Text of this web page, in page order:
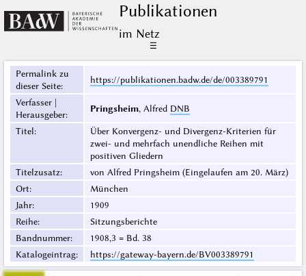
Publikationen
im Netz
☰
Permalink zu
dieser Seite:
https://publikationen.badw.de/de/003389791
Verfasser |
Herausgeber:
Pringsheim, Alfred DNB
Titel:
Über Konvergenz- und Divergenz-Kriterien für
zwei- und mehrfach unendliche Reihen mit
positiven Gliedern
Titelzusatz:
von Alfred Pringsheim (Eingelaufen am 20. März)
Ort:
München
Jahr:
1909
Reihe:
Sitzungsberichte
Bandnummer:
1908,3 = Bd. 38
Katalogeintrag: https://gateway-bayern.de/BV003389791